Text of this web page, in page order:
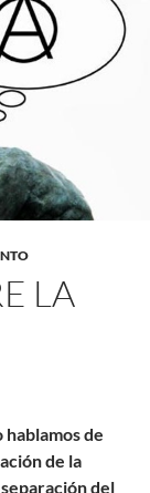
LA
de
de la
del